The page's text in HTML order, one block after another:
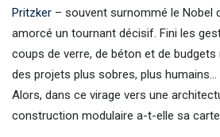
Pritzker – souvent surnommé le Nobel
amorcé un tournant décisif. Fini les
coups de verre, de béton et de
des projets plus sobres, plus
Alors, dans ce virage vers une
construction modulaire a-t-elle sa